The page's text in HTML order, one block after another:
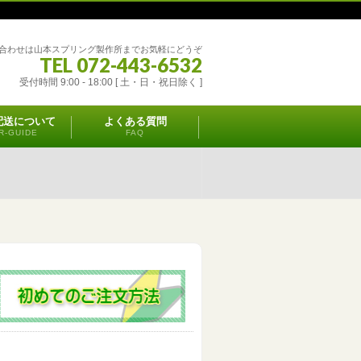
わせは山本スプリング製作所までお気軽にどうぞ
TEL 072-443-6532
受付時間 9:00 - 18:00 [ 土・日・祝日除く ]
について
GUIDE
よくある質問
FAQ